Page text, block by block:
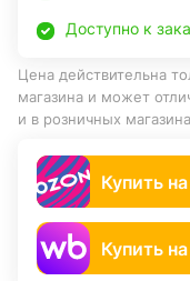
Доступно к
Цена действительна
магазина и может
и в розничных
Купить
Купить